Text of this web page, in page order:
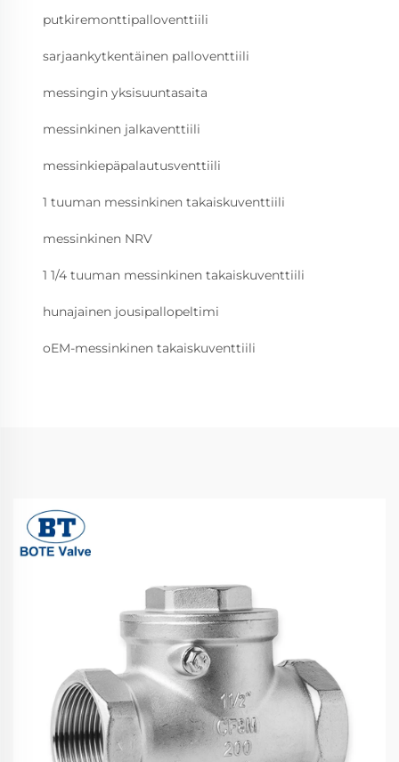
putkiremonttipalloventtiili
sarjaankytkentäinen palloventtiili
messingin yksisuuntasaita
messinkinen jalkaventtiili
messinkiepäpalautusventtiili
1 tuuman messinkinen takaiskuventtiili
messinkinen NRV
1 1/4 tuuman messinkinen takaiskuventtiili
hunajainen jousipallopeltimi
oEM-messinkinen takaiskuventtiili